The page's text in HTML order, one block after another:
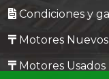
Condiciones y
Motores Nuevos
Motores Usados